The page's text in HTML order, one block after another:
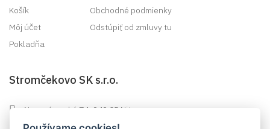
Košík
Obchodné podmienky
Môj účet
Odstúpiť od zmluvy tu
Pokladňa
Stromčekovo SK s.r.o.
Novozámocká 74, 949 05 Nitra
+421 903 846 758